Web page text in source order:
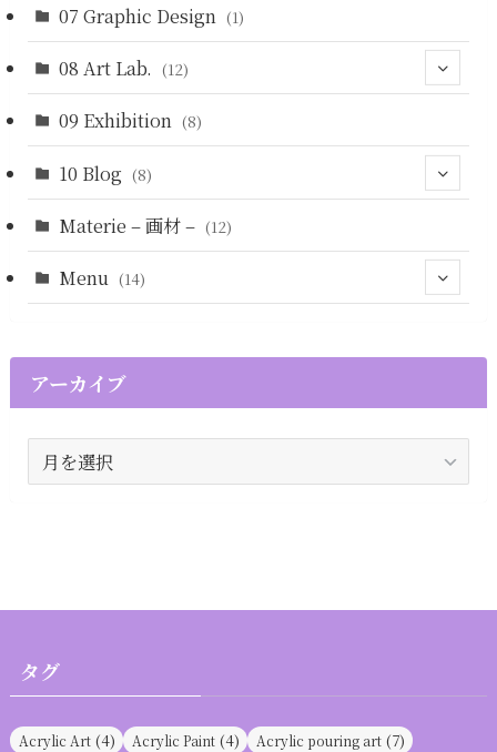
(4)
(5)
07 Graphic Design (1)
08 Art Lab. (12)
(7)
09 Exhibition (8)
10 Blog (8)
Materie – 画材 – (12)
Menu (14)
アーカイブ
ー
タグ
Acrylic Art (4) Acrylic Paint (4) Acrylic pouring art (7)